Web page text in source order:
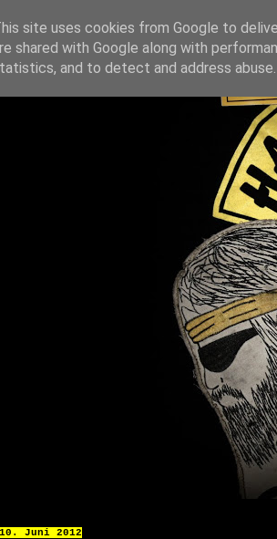
Juni 2012
site uses cookies from Google to
shared with Google along with
and to detect and address abuse.